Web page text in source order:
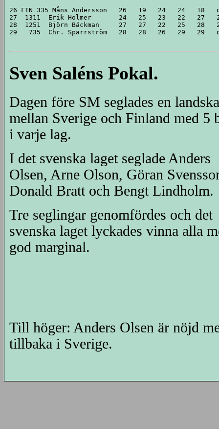
26 FIN 335 Måns Andersson   26   19   24   24   18
27  1311  Erik Holmer       24   25   23   22   27
28  1251  Björn Bäckman     27   27   22   25   28
29   735  Chr. Sparrström   28   28   26   29   29
Sven Saléns Pokal.
Dagen före SM seglades en
mellan Sverige och Finland med 5
i varje lag.
I det svenska laget seglade Anders
Olsen, Arne Olson, Göran
Donald Bratt och Bengt Lindholm.
Tre seglingar genomfördes och det
svenska laget lyckades vinna alla
god marginal.
Till höger: Anders Olsen är nöjd
tillbaka i Sverige.